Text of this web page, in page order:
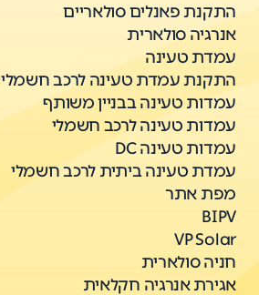
התקנת פאנלים סולאריים
אנרגיה סולארית
עמדת טעינה
התקנת עמדת טעינה לרכב חשמלי
עמדות טעינה בבניין משותף
עמדות טעינה לרכב חשמלי
עמדות טעינה DC
עמדת טעינה ביתית לרכב חשמלי
מפת אתר
BIPV
VP Solar
חניה סולארית
אגירת אנרגיה חקלאית